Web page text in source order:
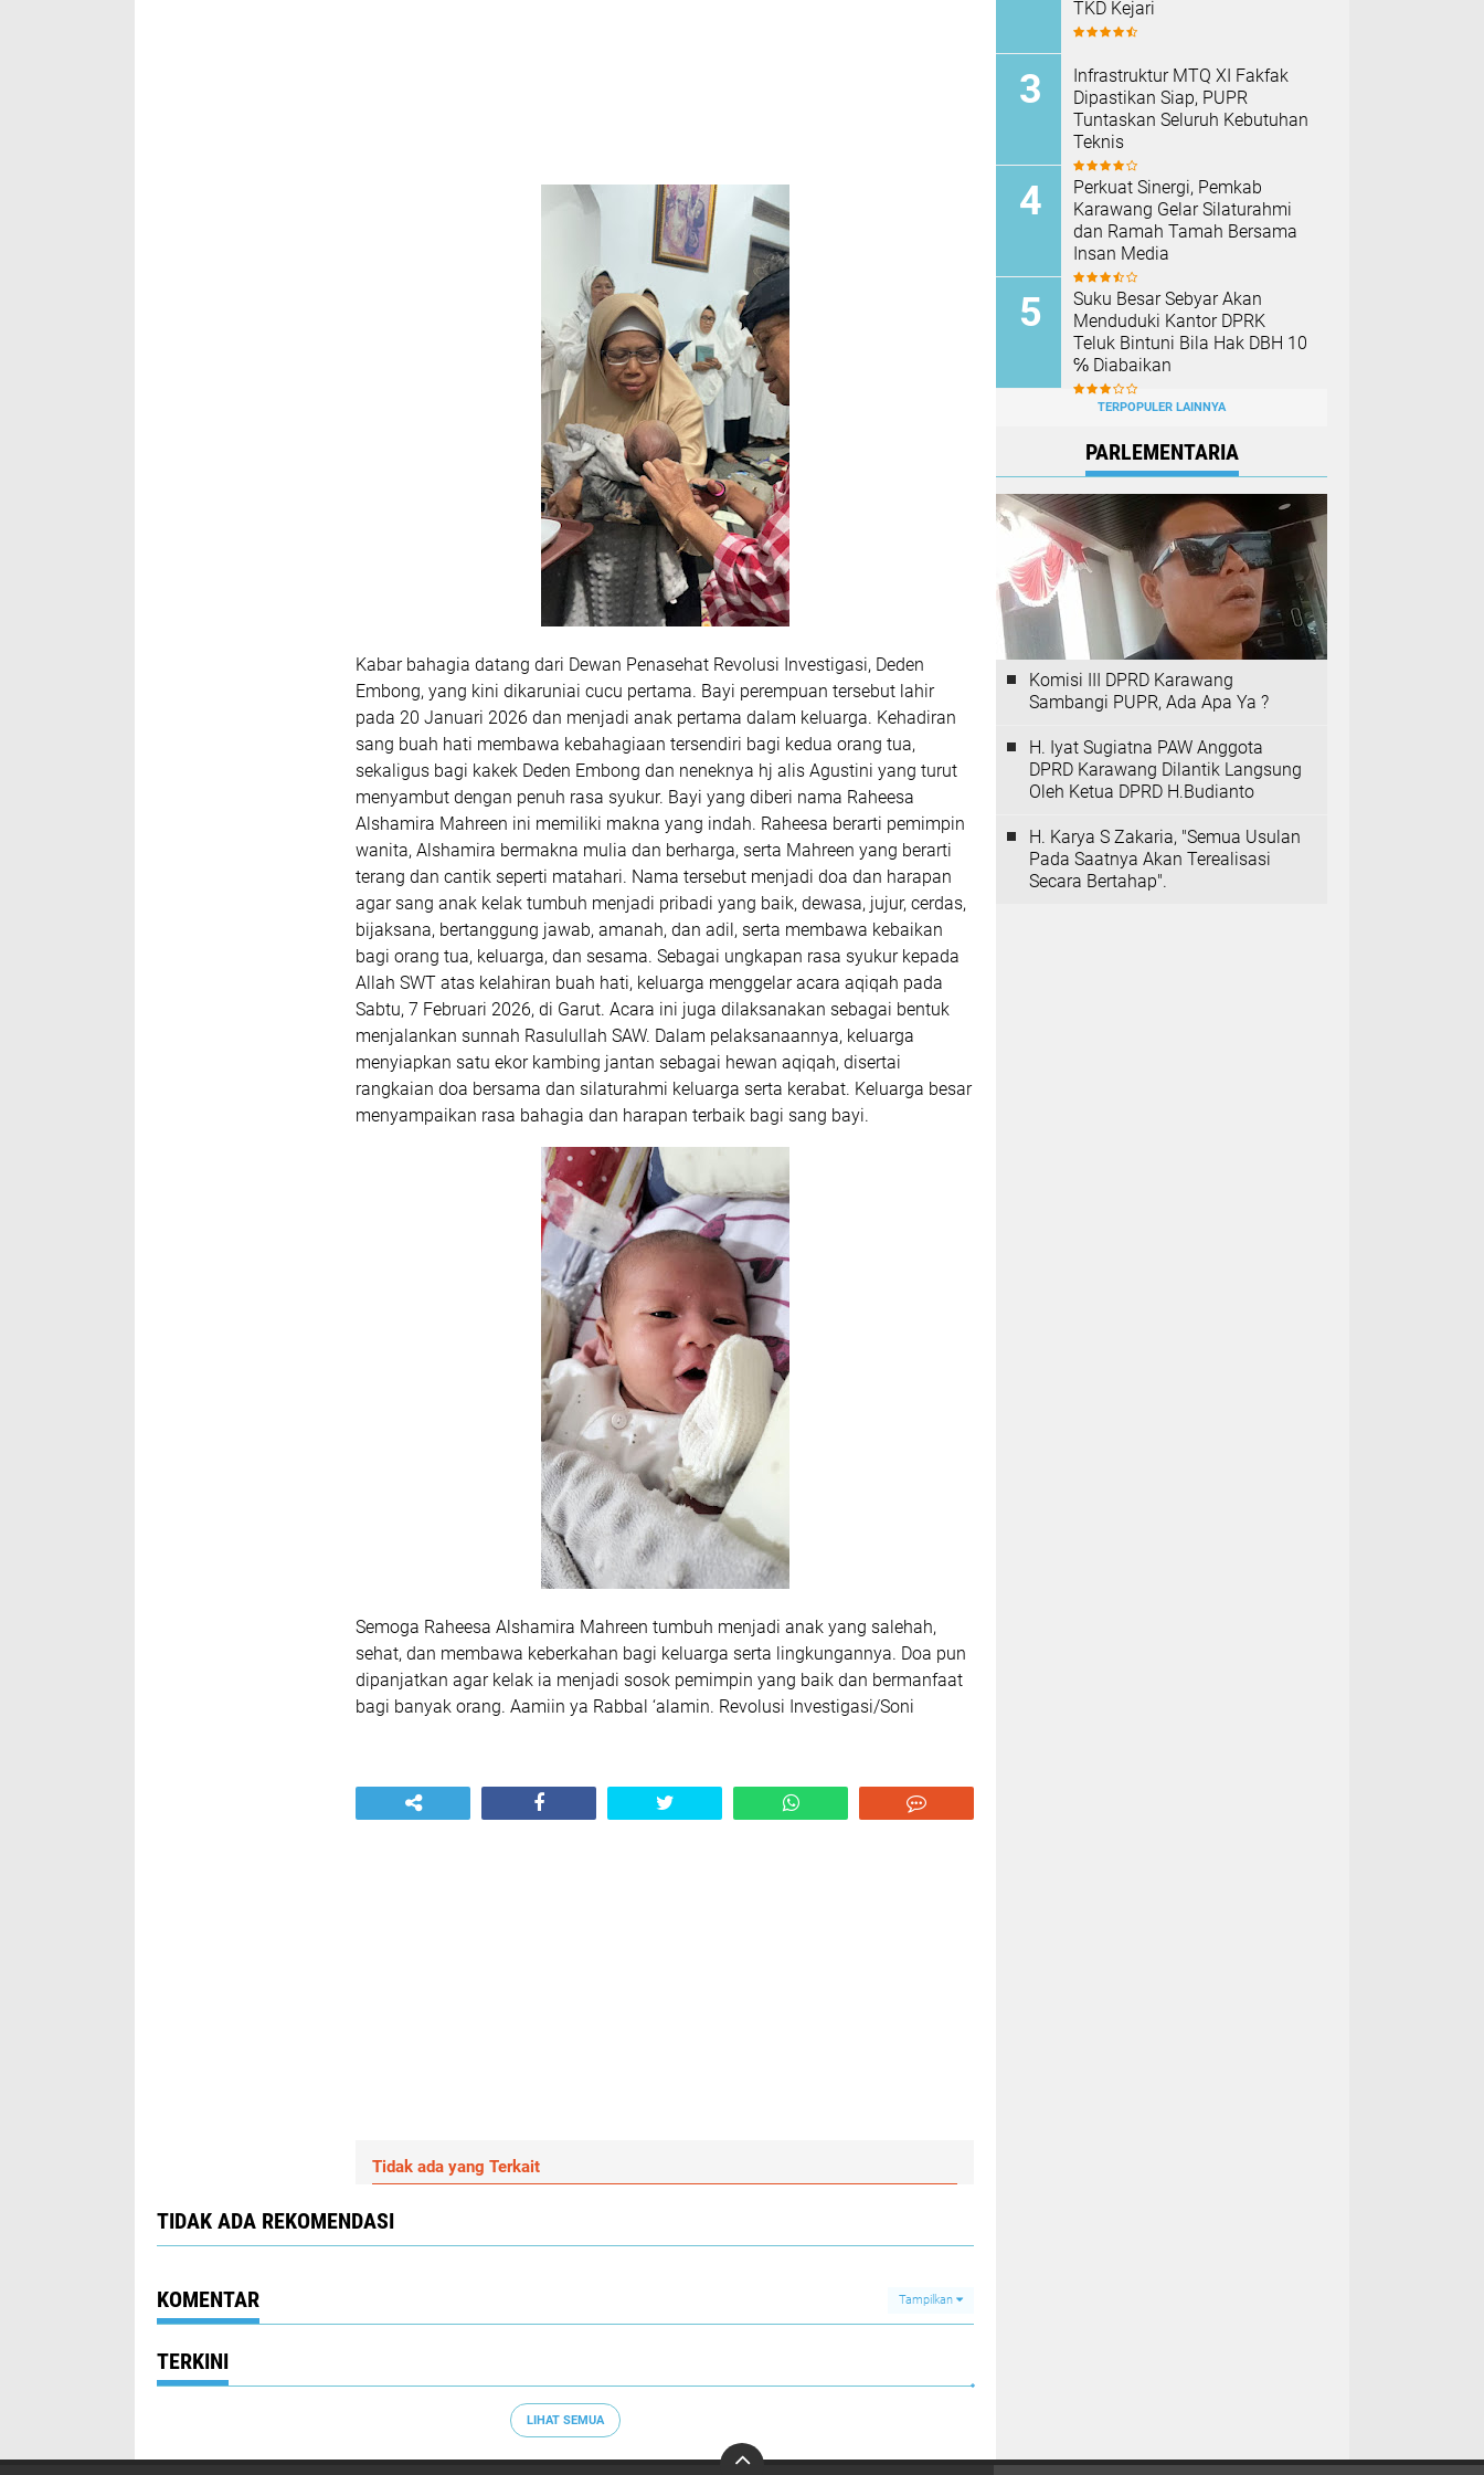
Kabar bahagia datang dari Dewan Penasehat Revolusi Investigasi, Deden
Embong, yang kini dikaruniai cucu pertama. Bayi perempuan tersebut lahir
pada 20 Januari 2026 dan menjadi anak pertama dalam keluarga. Kehadiran
sang buah hati membawa kebahagiaan tersendiri bagi kedua orang tua,
sekaligus bagi kakek Deden Embong dan neneknya hj alis Agustini yang turut
menyambut dengan penuh rasa syukur. Bayi yang diberi nama Raheesa
Alshamira Mahreen ini memiliki makna yang indah. Raheesa berarti pemimpin
wanita, Alshamira bermakna mulia dan berharga, serta Mahreen yang berarti
terang dan cantik seperti matahari. Nama tersebut menjadi doa dan harapan
agar sang anak kelak tumbuh menjadi pribadi yang baik, dewasa, jujur, cerdas,
bijaksana, bertanggung jawab, amanah, dan adil, serta membawa kebaikan
bagi orang tua, keluarga, dan sesama. Sebagai ungkapan rasa syukur kepada
Allah SWT atas kelahiran buah hati, keluarga menggelar acara aqiqah pada
Sabtu, 7 Februari 2026, di Garut. Acara ini juga dilaksanakan sebagai bentuk
menjalankan sunnah Rasulullah SAW. Dalam pelaksanaannya, keluarga
menyiapkan satu ekor kambing jantan sebagai hewan aqiqah, disertai
rangkaian doa bersama dan silaturahmi keluarga serta kerabat. Keluarga besar
menyampaikan rasa bahagia dan harapan terbaik bagi sang bayi.
Semoga Raheesa Alshamira Mahreen tumbuh menjadi anak yang salehah,
sehat, dan membawa keberkahan bagi keluarga serta lingkungannya. Doa pun
dipanjatkan agar kelak ia menjadi sosok pemimpin yang baik dan bermanfaat
bagi banyak orang. Aamiin ya Rabbal ‘alamin. Revolusi Investigasi/Soni
Tidak ada yang Terkait
TIDAK ADA REKOMENDASI
KOMENTAR Tampilkan
TERKINI
LIHAT SEMUA
TKD Kejari ‎
Infrastruktur MTQ XI Fakfak
Dipastikan Siap, PUPR
Tuntaskan Seluruh Kebutuhan
Teknis
Perkuat Sinergi, Pemkab
Karawang Gelar Silaturahmi
dan Ramah Tamah Bersama
Insan Media
Suku Besar Sebyar Akan
Menduduki Kantor DPRK
Teluk Bintuni Bila Hak DBH 10
℅ Diabaikan
TERPOPULER LAINNYA
PARLEMENTARIA
Komisi III DPRD Karawang
Sambangi PUPR, Ada Apa Ya ?
H. Iyat Sugiatna PAW Anggota
DPRD Karawang Dilantik Langsung
Oleh Ketua DPRD H.Budianto
H. Karya S Zakaria, "Semua Usulan
Pada Saatnya Akan Terealisasi
Secara Bertahap".